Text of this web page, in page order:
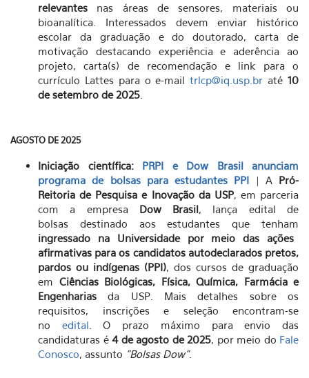
relevantes nas áreas de sensores, materiais ou
bioanalítica. Interessados devem enviar histórico
escolar da graduação e do doutorado, carta de
motivação destacando experiência e aderência ao
projeto, carta(s) de recomendação e link para o
currículo Lattes para o e-mailtrlcp@iq.usp.br até10
de setembro de 2025
AGOSTO DE 2025
Iniciação científica: PRPI e Dow Brasil anunciam
programa de bolsas para estudantes PPI | A Pró-
Reitoria de Pesquisa e Inovação da USP, em parceria
com a empresa Dow Brasil, lança edital de
bolsas destinado aos estudantes que tenham
ingressado na Universidade por meio das ações
afirmativas para os candidatos autodeclarados pretos,
pardos ou indígenas (PPI), dos cursos de graduação
em Ciências Biológicas, Física, Química, Farmácia e
Engenharias da USP. Mais detalhes sobre os
requisitos, inscrições e seleção encontram-se
no edital . O prazo máximo para envio das
candidaturas é 4 de agosto de 2025, por meio do Fale
Conosco, assunto "Bolsas Dow".